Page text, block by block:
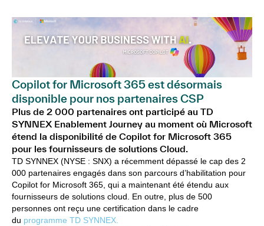
Copilot for Microsoft 365 est désormais
disponible pour nos partenaires CSP
Plus de 2 000 partenaires ont participé au TD
SYNNEX Enablement Journey au moment où Microsoft
étend la disponibilité de Copilot for Microsoft 365
pour les fournisseurs de solutions Cloud.
TD SYNNEX (NYSE : SNX) a récemment dépassé le cap des 2
000 partenaires engagés dans son parcours d’habilitation pour
Copilot for Microsoft 365, qui a maintenant été étendu aux
fournisseurs de solutions cloud. En outre, plus de 500
personnes ont reçu une certification dans le cadre
du programme TD SYNNEX.